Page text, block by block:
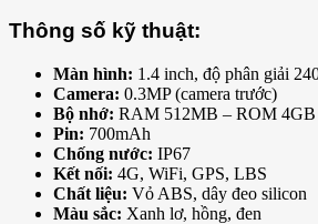
Thông số kỹ thuật:
Màn hình: 1.4 inch, độ phân giải
Camera: 0.3MP (camera trước)
Bộ nhớ: RAM 512MB – ROM 4GB
Pin: 700mAh
Chống nước: IP67
Kết nối: 4G, WiFi, GPS, LBS
Chất liệu: Vỏ ABS, dây đeo silicon
Màu sắc: Xanh lơ, hồng, đen